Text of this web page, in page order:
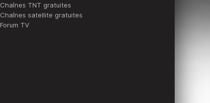
Chaînes TNT gratuites
Chaînes satellite gratuites
Forum TV